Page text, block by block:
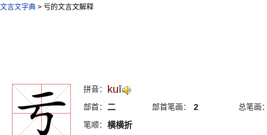
文言文字典 > 亏的文言文解释
拼音： kuī
部首： 二 部首笔画： 2
总笔画
笔顺： 横横折